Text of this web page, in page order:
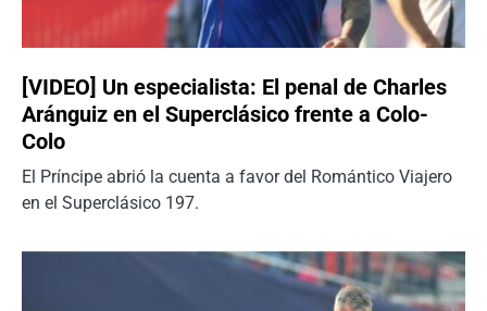
[VIDEO] Un especialista: El penal de Charles
Aránguiz en el Superclásico frente a Colo-
Colo
El Príncipe abrió la cuenta a favor del Romántico Viajero
en el Superclásico 197.